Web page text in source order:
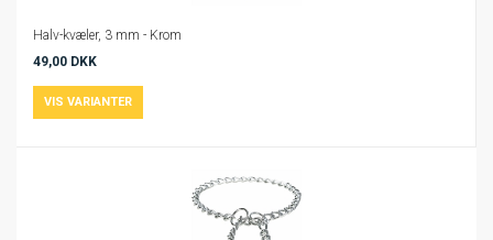
Halv-kvæler, 3 mm - Krom
49,00 DKK